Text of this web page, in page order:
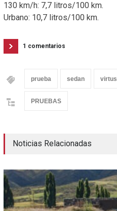
130 km/h: 7,7 litros/100 km.
Urbano: 10,7 litros/100 km.
1 comentarios
prueba sedan virtus
PRUEBAS
Noticias Relacionadas